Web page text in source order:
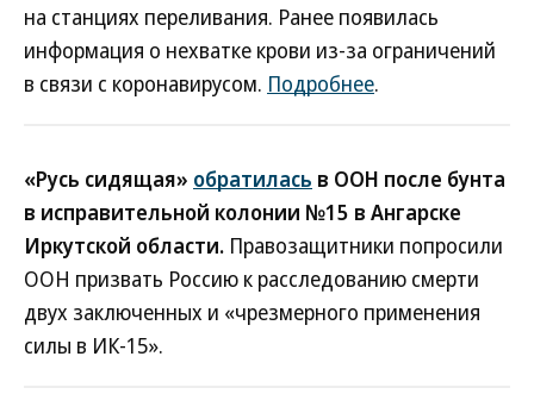
на станциях переливания. Ранее появилась
информация о нехватке крови из-за ограничений
в связи с коронавирусом. Подробнее.
«Русь сидящая» обратилась в ООН после бунта
в исправительной колонии №15 в Ангарске
Иркутской области. Правозащитники попросили
ООН призвать Россию к расследованию смерти
двух заключенных и «чрезмерного применения
силы в ИК-15».